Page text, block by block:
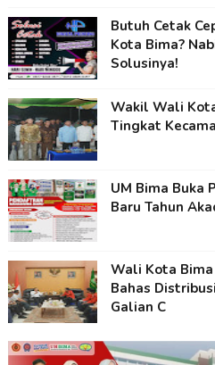
Butuh Cetak
Kota Bima?
Solusinya!
Wakil Wali
Tingkat
UM Bima Buka
Baru Tahun
Wali Kota Bima
Bahas
Galian C